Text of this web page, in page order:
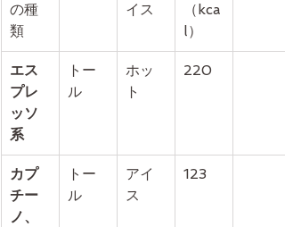
の種
類
イス
（kca
l）
エス
プレ
ッソ
系
トー
ル
ホッ
ト
220
カプ
チー
ノ、
トー
ル
アイ
ス
123